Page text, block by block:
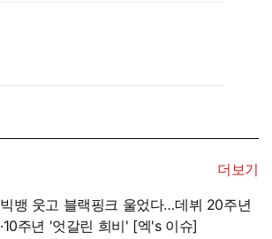
더보기
빅뱅 웃고 블랙핑크 울었다…데뷔 20주년
·10주년 '엇갈린 희비' [엑's 이슈]